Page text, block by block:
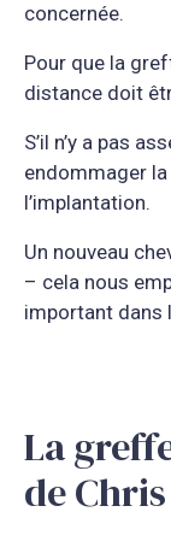
concernée.
Pour que la
distance doit
S’il n’y a pas
endommager
l’implantation.
Un nouveau
– cela nous
important dans
La
de Chris